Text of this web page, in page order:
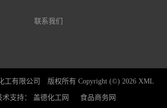
联系我们
工有限公司 版权所有 Copyright (©) 2026 XML
术支持： 盖德化工网 食品商务网